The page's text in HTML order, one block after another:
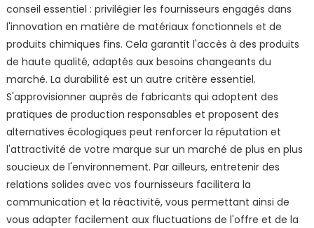
conseil essentiel : privilégier les fournisseurs engagés dans
l'innovation en matière de matériaux fonctionnels et de
produits chimiques fins. Cela garantit l'accès à des produits
de haute qualité, adaptés aux besoins changeants du
marché. La durabilité est un autre critère essentiel.
S'approvisionner auprès de fabricants qui adoptent des
pratiques de production responsables et proposent des
alternatives écologiques peut renforcer la réputation et
l'attractivité de votre marque sur un marché de plus en plus
soucieux de l'environnement. Par ailleurs, entretenir des
relations solides avec vos fournisseurs facilitera la
communication et la réactivité, vous permettant ainsi de
vous adapter facilement aux fluctuations de l'offre et de la